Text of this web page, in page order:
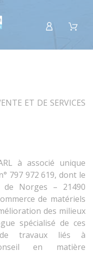
ET DE SERVICES
à associé unique
797 972 619, dont le
Norges – 21490
de matériels
des milieux
spécialisé de ces
travaux liés à
en matière